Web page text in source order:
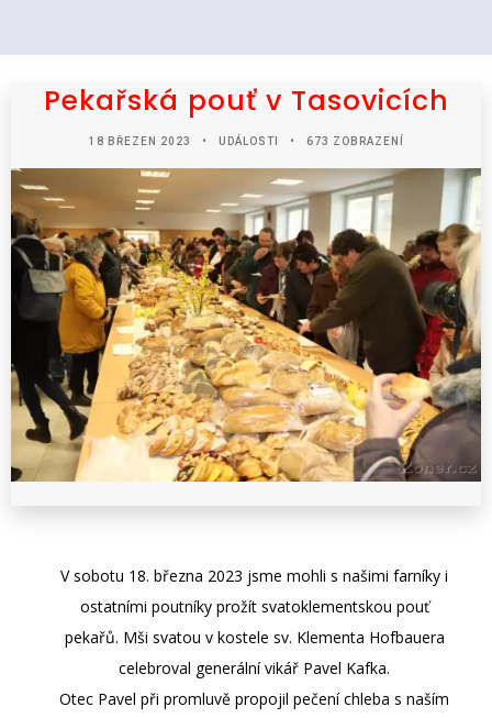
Pekařská pouť v Tasovicích
18 BŘEZEN 2023 UDÁLOSTI 673 ZOBRAZENÍ
V sobotu 18. března 2023 jsme mohli s našimi farníky i
ostatními poutníky prožít svatoklementskou pouť
pekařů. Mši svatou v kostele sv. Klementa Hofbauera
celebroval generální vikář Pavel Kafka.
Otec Pavel při promluvě propojil pečení chleba s naším